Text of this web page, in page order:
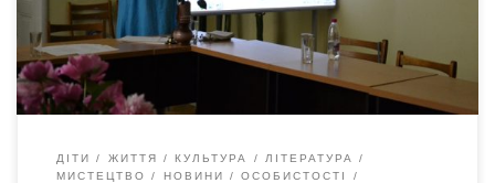
натхненням снаги? І шурхотом віників – двірники Заметуть
підлогу подвір’їв і вуличні береги? У нас […]
ДІТИ ЖИТТЯ КУЛЬТУРА
ЛІТЕРАТУРА
МИСТЕЦТВО
НОВИНИ
ОСОБИСТОСТІ